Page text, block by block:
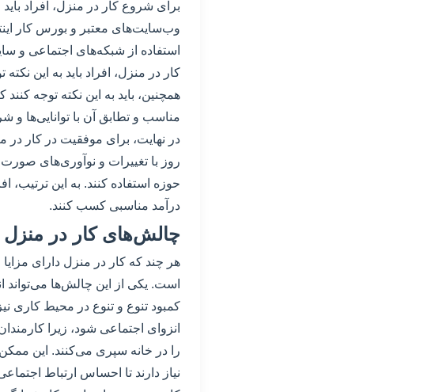
برای شروع کار در منزل، افراد
وب‌سایت‌های معتبر و بورس کار
استفاده از شبکه‌های اجتماعی و
کار در منزل، افراد باید به این
همچنین، باید به این نکته توجه کنند
مناسب و تطابق آن با توانایی‌ها
در نهایت، برای موفقیت در کار در
روز با تغییرات و نوآوری‌های صورت
حوزه استفاده کنند. به این ترتیب،
درآمد مناسبی کسب کنند.
چالش‌های کار در منزل
هر چند که کار در منزل دارای
است. یکی از این چالش‌ها می‌تواند
کمبود تنوع و تنوع در محیط کاری
انزوای اجتماعی شود، زیرا
را در خانه سپری می‌کنند. این
نیاز دارند تا احساس ارتباط